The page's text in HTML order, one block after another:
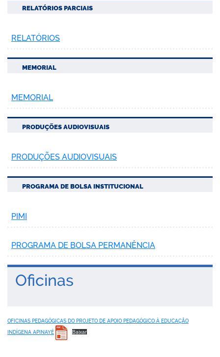
RELATÓRIOS PARCIAIS
RELATÓRIOS
MEMORIAL
MEMORIAL
PRODUÇÕES AUDIOVISUAIS
PRODUÇÕES AUDIOVISUAIS
PROGRAMA DE BOLSA INSTITUCIONAL
PIMI
PROGRAMA DE BOLSA PERMANÊNCIA
Oficinas
OFICINAS PEDAGÓGICAS DO PROJETO DE APOIO PEDAGÓGICO À EDUCAÇÃO
INDÍGENA APINAYÉ
Baixar